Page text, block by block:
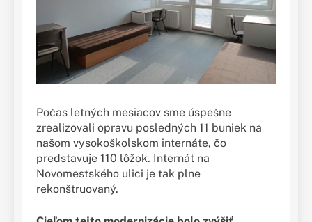
Počas letných mesiacov sme úspešne
zrealizovali opravu posledných 11 buniek na
našom vysokoškolskom internáte, čo
predstavuje 110 lôžok. Internát na
Novomestského ulici je tak plne
rekonštruovaný.